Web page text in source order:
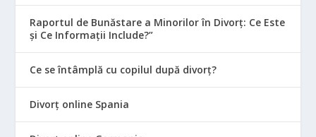
Raportul de Bunăstare a Minorilor în Divorț: Ce Este
și Ce Informații Include?”
Ce se întâmplă cu copilul după divorț?
Divorț online Spania